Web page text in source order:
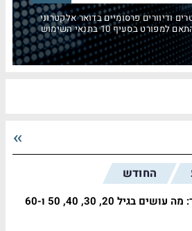
ודיוורים פרסומיים בדואר אלקטרוני
בסעיף 10 בתנאי השימוש
החודש
בגיל 20, 30, 40, 50 ו-60